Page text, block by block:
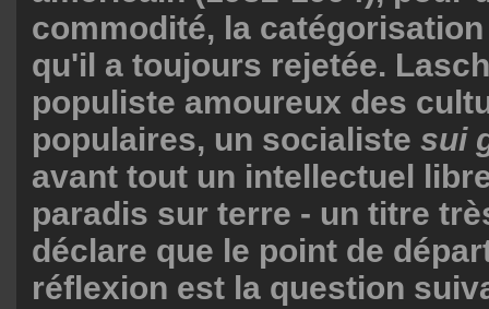
commodité, la
qu'il a toujours rejetée.
populiste amoureux des
populaires, un socialiste sui
avant tout un intellectuel
paradis sur terre - un titre
déclare que le point de
réflexion est la question